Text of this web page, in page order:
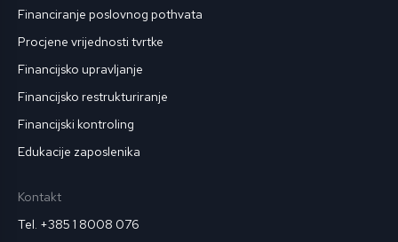
Financiranje poslovnog pothvata
Procjene vrijednosti tvrtke
Financijsko upravljanje
Financijsko restrukturiranje
Financijski kontroling
Edukacije zaposlenika
Kontakt
Tel. +385 1 8008 076